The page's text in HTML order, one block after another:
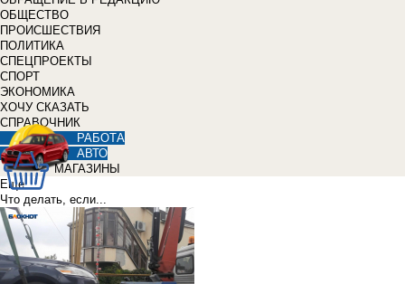
ОБЩЕСТВО
ПРОИСШЕСТВИЯ
ПОЛИТИКА
СПЕЦПРОЕКТЫ
СПОРТ
ЭКОНОМИКА
ХОЧУ СКАЗАТЬ
СПРАВОЧНИК
РАБОТА
АВТО
МАГАЗИНЫ
Еще
Что делать, если...